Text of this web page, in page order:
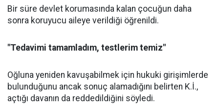
Bir süre devlet korumasında kalan çocuğun daha
sonra koruyucu aileye verildiği öğrenildi.
"Tedavimi tamamladım, testlerim temiz"
Oğluna yeniden kavuşabilmek için hukuki girişimlerde
bulunduğunu ancak sonuç alamadığını belirten K.İ.,
açtığı davanın da reddedildiğini söyledi.